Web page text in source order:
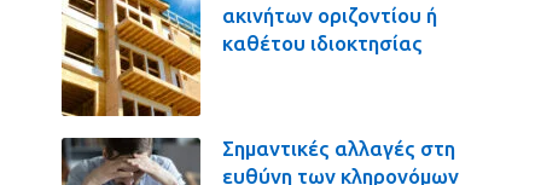
ακινήτων οριζοντίου ή
καθέτου ιδιοκτησίας
Σημαντικές αλλαγές στη
ευθύνη των κληρονόμων